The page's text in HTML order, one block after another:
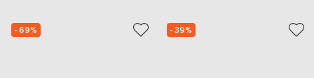
- 69% - 39%